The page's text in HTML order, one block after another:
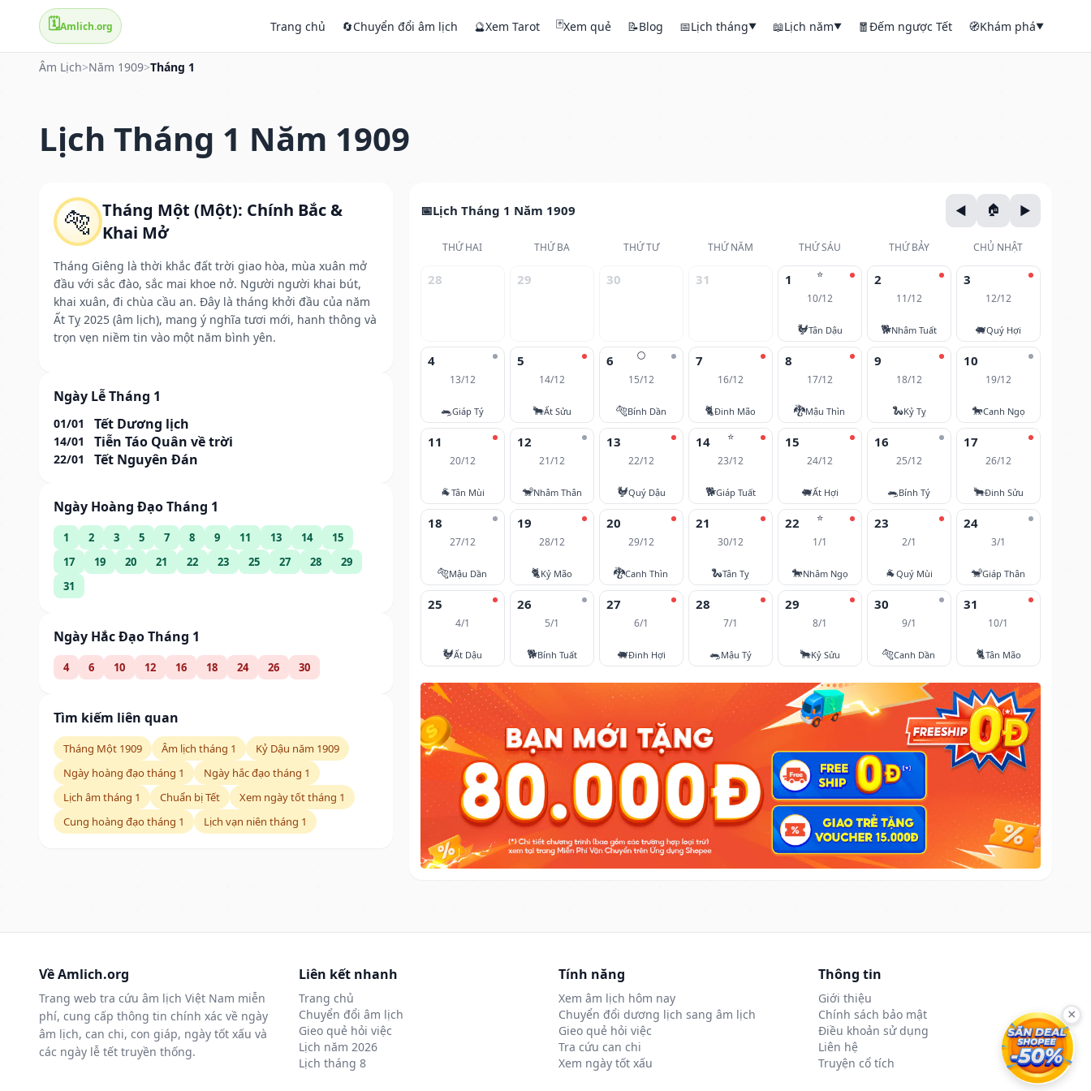
🗓️Amlich.org Trang chủ 🔄Chuyển đổi âm lịch 🔮Xem Tarot 🃏Xem quẻ 📝Blog 📅Lịch tháng▼ 📖Lịch năm▼ 🧧Đếm ngược Tết 🧭Khám phá▼
Âm Lịch>Năm 1909>Tháng 1
Lịch Tháng 1 Năm 1909
🐅 Tháng Một (Một): Chính Bắc &
Khai Mở
Tháng Giêng là thời khắc đất trời giao hòa, mùa xuân mở
đầu với sắc đào, sắc mai khoe nở. Người người khai bút,
khai xuân, đi chùa cầu an. Đây là tháng khởi đầu của năm
Ất Tỵ 2025 (âm lịch), mang ý nghĩa tươi mới, hanh thông và
trọn vẹn niềm tin vào một năm bình yên.
Ngày Lễ Tháng 1
01/01 Tết Dương lịch
14/01 Tiễn Táo Quân về trời
22/01 Tết Nguyên Đán
Ngày Hoàng Đạo Tháng 1
1 2 3 5 7 8 9 11 13 14
15
17
19 20 21 22 23 25 27 28
29
31
Ngày Hắc Đạo Tháng 1
4 6 10 12 16 18 24 26 30
Tìm kiếm liên quan
Tháng Một 1909 Âm lịch tháng 1
Kỷ Dậu năm 1909
Ngày hoàng đạo tháng 1
Ngày hắc đạo tháng 1
Lịch âm tháng 1
Chuẩn bị Tết
Xem ngày tốt tháng 1
Cung hoàng đạo tháng 1
Lịch vạn niên tháng 1
Lịch Tháng 1 Năm 1909
THỨ HAI THỨ BA THỨ TƯ THỨ NĂM THỨ SÁU THỨ BẢY CHỦ NHẬT
28 29 30 31 ⭐
1
10/12
🐓Tân Dậu
2
11/12
🐕Nhâm Tuất
3
12/12
🐖Quý Hợi
4
13/12
🐀Giáp Tý
5
14/12
🐂Ất Sửu
🌕
6
15/12
🐅Bính Dần
7
16/12
🐈Đinh Mão
8
17/12
🐉Mậu Thìn
9
18/12
🐍Kỷ Tỵ
10
19/12
🐎Canh Ngọ
11
20/12
🐐Tân Mùi
12
21/12
🐒Nhâm Thân
13
22/12
🐓Quý Dậu
⭐
14
23/12
🐕Giáp Tuất
15
24/12
🐖Ất Hợi
16
25/12
🐀Bính Tý
17
26/12
🐂Đinh Sửu
18
27/12
🐅Mậu Dần
19
28/12
🐈Kỷ Mão
20
29/12
🐉Canh Thìn
21
30/12
🐍Tân Tỵ
⭐
22
1/1
🐎Nhâm Ngọ
23
2/1
🐐Quý Mùi
24
3/1
🐒Giáp Thân
25
4/1
🐓Ất Dậu
26
5/1
🐕Bính Tuất
27
6/1
🐖Đinh Hợi
28
7/1
🐀Mậu Tý
29
8/1
🐂Kỷ Sửu
30
9/1
🐅Canh Dần
31
10/1
🐈Tân Mão
Về Amlich.org
Trang web tra cứu âm lịch Việt Nam miễn
phí, cung cấp thông tin chính xác về ngày
âm lịch, can chi, con giáp, ngày tốt xấu và
các ngày lễ tết truyền thống.
Liên kết nhanh
Trang chủ
Chuyển đổi âm lịch
Gieo quẻ hỏi việc
Lịch năm 2026
Lịch tháng 8
Tính năng
Xem âm lịch hôm nay
Chuyển đổi dương lịch sang âm lịch
Gieo quẻ hỏi việc
Tra cứu can chi
Xem ngày tốt xấu
Thông tin
Giới thiệu
Chính sách bảo mật
Điều khoản sử dụng
Liên hệ
Truyện cổ tích
×